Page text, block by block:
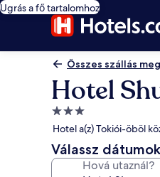
Ugrás a fő tartalomhoz
Összes szállás
Hotel
3.0
csillagos
szálláshely
Hotel a(z) Tokiói-öböl
Válassz
Hová utaznál?